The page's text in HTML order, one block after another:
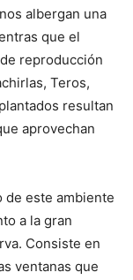
albergan una
que el
reproducción
Teros,
resultan
aprovechan
de este ambiente
a la gran
Consiste en
ventanas que